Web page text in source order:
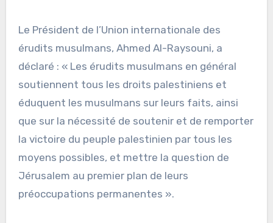
Le Président de l’Union internationale des
érudits musulmans, Ahmed Al-Raysouni, a
déclaré : « Les érudits musulmans en général
soutiennent tous les droits palestiniens et
éduquent les musulmans sur leurs faits, ainsi
que sur la nécessité de soutenir et de remporter
la victoire du peuple palestinien par tous les
moyens possibles, et mettre la question de
Jérusalem au premier plan de leurs
préoccupations permanentes ».